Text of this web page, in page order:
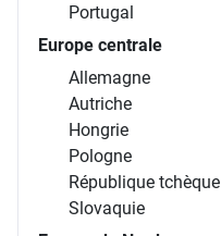
Portugal
Europe centrale
Allemagne
Autriche
Hongrie
Pologne
République tchèque
Slovaquie